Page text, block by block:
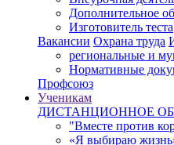
Дополнительное
Изготовитель теста
Вакансии Охрана труда
региональные и
Нормативные
Профсоюз
Ученикам
ДИСТАНЦИОННОЕ
"Вместе против
«Я выбираю